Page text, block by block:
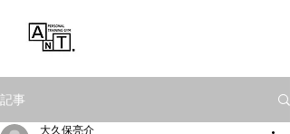
記事
大久保亮介